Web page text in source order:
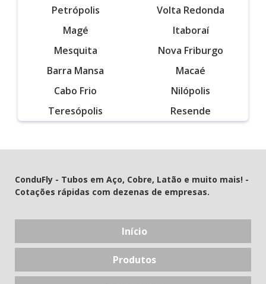
Petrópolis
Volta Redonda
Magé
Itaboraí
Mesquita
Nova Friburgo
Barra Mansa
Macaé
Cabo Frio
Nilópolis
Teresópolis
Resende
ConduFly - Tubos em Aço, Cobre, Latão e muito mais! -
Cotações rápidas com dezenas de empresas.
Início
Produtos